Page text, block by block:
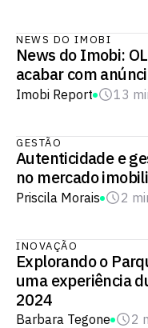
NEWS DO IMOBI
News do Imobi:
acabar com
Imobi Report 13
GESTÃO
Autenticidade e
no mercado
Priscila Morais 2
INOVAÇÃO
Explorando o
uma experiência
2024
Barbara Tegone 2